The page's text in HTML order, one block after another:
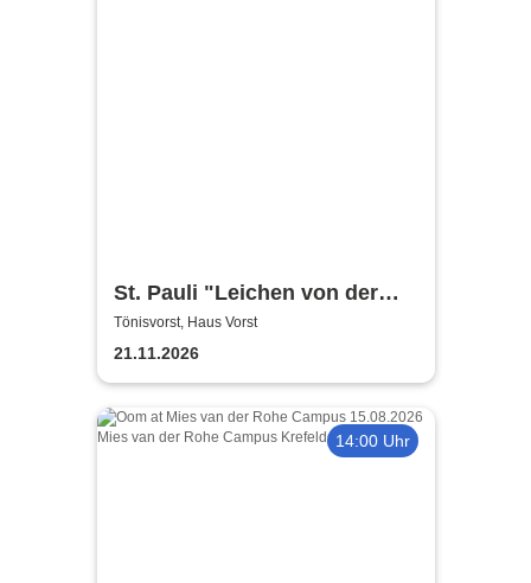
St. Pauli "Leichen von der
Stange" - Krimi-Dinner
Tönisvorst, Haus Vorst
21.11.2026
14:00 Uhr